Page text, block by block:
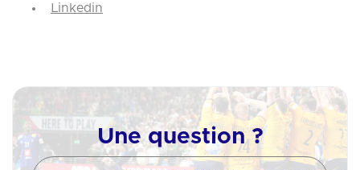
Linkedin
Une question ?